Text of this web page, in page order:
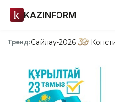
KAZINFORM
Тренд:Сайлау-2026